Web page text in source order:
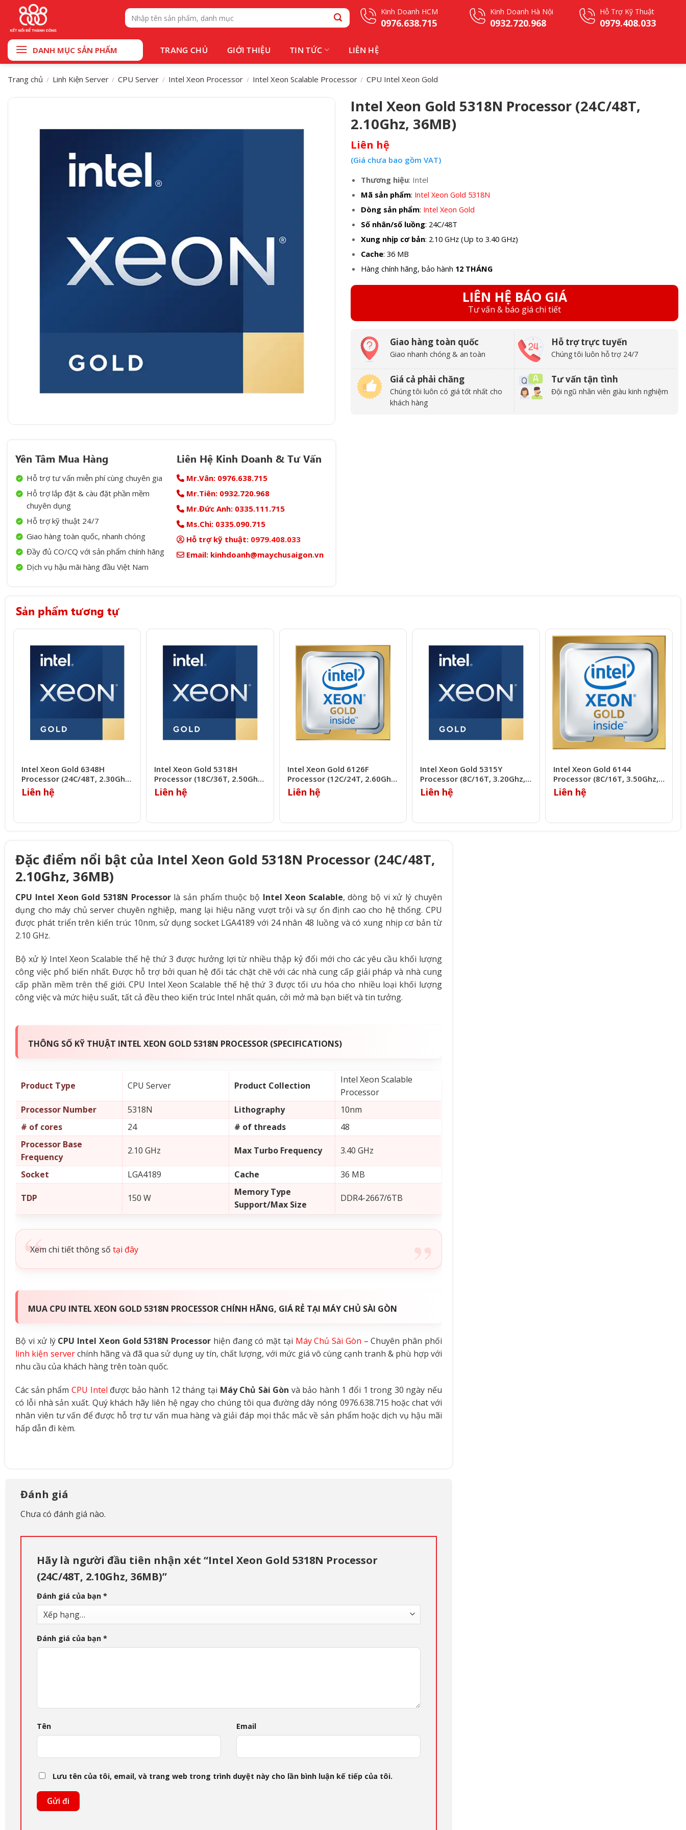
nội
dung
Tìm
kiếm:
Kinh Doanh HCM
0976.638.715
Kinh Doanh Hà Nội
0932.720.968
Hỗ Trợ Kỹ Thuật
0979.408.033
DANH MỤC SẢN PHẨM TRANG CHỦ GIỚI THIỆU TIN TỨC LIÊN HỆ
Trang chủ / Linh Kiện Server / CPU Server / Intel Xeon Processor / Intel Xeon Scalable Processor / CPU Intel Xeon Gold
Yên Tâm Mua Hàng
Hỗ trợ tư vấn miễn phí cùng chuyên gia
Hỗ trợ lắp đặt & càu đặt phần mềm
chuyên dụng
Hỗ trợ kỹ thuật 24/7
Giao hàng toàn quốc, nhanh chóng
Đầy đủ CO/CQ với sản phẩm chính hãng
Dịch vụ hậu mãi hàng đầu Việt Nam
Liên Hệ Kinh Doanh & Tư Vấn
Mr.Vân: 0976.638.715
Mr.Tiên: 0932.720.968
Mr.Đức Anh: 0335.111.715
Ms.Chi: 0335.090.715
Hỗ trợ kỹ thuật: 0979.408.033
Email: kinhdoanh@maychusaigon.vn
Intel Xeon Gold 5318N Processor (24C/48T,
2.10Ghz, 36MB)
Liên hệ
(Giá chưa bao gồm VAT)
Thương hiệu: Intel
Mã sản phẩm: Intel Xeon Gold 5318N
Dòng sản phẩm: Intel Xeon Gold
Số nhân/số luồng: 24C/48T
Xung nhịp cơ bản: 2.10 GHz (Up to 3.40 GHz)
Cache: 36 MB
Hàng chính hãng, bảo hành 12 THÁNG
LIÊN HỆ BÁO GIÁ
Tư vấn & báo giá chi tiết
Giao hàng toàn quốc
Giao nhanh chóng & an toàn
Hỗ trợ trực tuyến
Chúng tôi luôn hỗ trợ 24/7
Giá cả phải chăng
Chúng tôi luôn có giá tốt nhất cho
khách hàng
Tư vấn tận tình
Đội ngũ nhân viên giàu kinh nghiệm
Sản phẩm tương tự
Intel Xeon Gold 6348H
Processor (24C/48T, 2.30Ghz,
33MB)
Liên hệ
Intel Xeon Gold 5318H
Processor (18C/36T, 2.50Ghz,
24.75MB)
Liên hệ
Intel Xeon Gold 6126F
Processor (12C/24T, 2.60Ghz,
19.25MB)
Liên hệ
Intel Xeon Gold 5315Y
Processor (8C/16T, 3.20Ghz,
12MB)
Liên hệ
Intel Xeon Gold 6144
Processor (8C/16T, 3.50Ghz,
24.75MB)
Liên hệ
Đặc điểm nổi bật của Intel Xeon Gold 5318N Processor (24C/48T,
2.10Ghz, 36MB)
CPU Intel Xeon Gold 5318N Processorlà sản phẩm thuộc bộ Intel Xeon Scalable, dòng bộ vi xử lý chuyên
dụng cho máy chủ server chuyên nghiệp, mang lại hiệu năng vượt trội và sự ổn định cao cho hệ thống. CPU
được phát triển trên kiến trúc 10nm, sử dụng socket LGA4189 với 24 nhân 48 luồng và có xung nhịp cơ bản từ
2.10 GHz.
Bộ xử lý Intel Xeon Scalable thế hệ thứ 3 được hưởng lợi từ nhiều thập kỷ đổi mới cho các yêu cầu khối lượng
công việc phổ biến nhất. Được hỗ trợ bởi quan hệ đối tác chặt chẽ với các nhà cung cấp giải pháp và nhà cung
cấp phần mềm trên thế giới. CPU Intel Xeon Scalable thế hệ thứ 3 được tối ưu hóa cho nhiều loại khối lượng
công việc và mức hiệu suất, tất cả đều theo kiến ​​trúc Intel nhất quán, cởi mở mà bạn biết và tin tưởng.
THÔNG SỐ KỸ THUẬT INTEL XEON GOLD 5318N PROCESSOR (SPECIFICATIONS)
Product Type CPU Server Product Collection
Intel Xeon Scalable
Processor
Processor Number
5318N Lithography
10nm
# of cores
24 # of threads
48
Processor Base
Frequency
2.10 GHz Max Turbo Frequency 3.40 GHz
Socket LGA4189 Cache 36 MB
TDP 150 W
Memory Type
Support/Max Size
DDR4-2667/6TB
Xem chi tiết thông sốtại đây
MUA CPU INTEL XEON GOLD 5318N PROCESSOR CHÍNH HÃNG, GIÁ RẺ TẠI MÁY CHỦ SÀI GÒN
Bộ vi xử lý CPU Intel Xeon Gold 5318N Processor hiện đang có mặt tại Máy Chủ Sài Gòn – Chuyên phân phối
linh kiện serverchính hãng và đã qua sử dụng uy tín, chất lượng, với mức giá vô cùng cạnh tranh & phù hợp với
nhu cầu của khách hàng trên toàn quốc.
Các sản phẩmCPU Intel được bảo hành 12 tháng tại Máy Chủ Sài Gòn và bảo hành 1 đổi 1 trong 30 ngày nếu
có lỗi nhà sản xuất. Quý khách hãy liên hệ ngay cho chúng tôi qua đường dây nóng 0976.638.715 hoặc chat với
nhân viên tư vấn để được hỗ trợ tư vấn mua hàng và giải đáp mọi thắc mắc về sản phẩm hoặc dịch vụ hậu mãi
hấp dẫn đi kèm.
Đánh giá
Chưa có đánh giá nào.
Hãy là người đầu tiên nhận xét “Intel Xeon Gold 5318N Processor
(24C/48T, 2.10Ghz, 36MB)”
Đánh giá của bạn*
Đánh giá của bạn*
Tên Email
Lưu tên của tôi, email, và trang web trong trình duyệt này cho lần bình luận kế tiếp của tôi.